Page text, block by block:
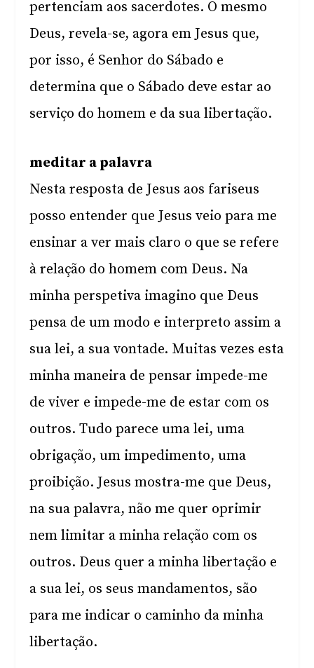
pertenciam aos sacerdotes. O mesmo
Deus, revela-se, agora em Jesus que,
por isso, é Senhor do Sábado e
determina que o Sábado deve estar ao
serviço do homem e da sua libertação.
meditar a palavra
Nesta resposta de Jesus aos fariseus
posso entender que Jesus veio para me
ensinar a ver mais claro o que se refere
à relação do homem com Deus. Na
minha perspetiva imagino que Deus
pensa de um modo e interpreto assim a
sua lei, a sua vontade. Muitas vezes esta
minha maneira de pensar impede-me
de viver e impede-me de estar com os
outros. Tudo parece uma lei, uma
obrigação, um impedimento, uma
proibição. Jesus mostra-me que Deus,
na sua palavra, não me quer oprimir
nem limitar a minha relação com os
outros. Deus quer a minha libertação e
a sua lei, os seus mandamentos, são
para me indicar o caminho da minha
libertação.